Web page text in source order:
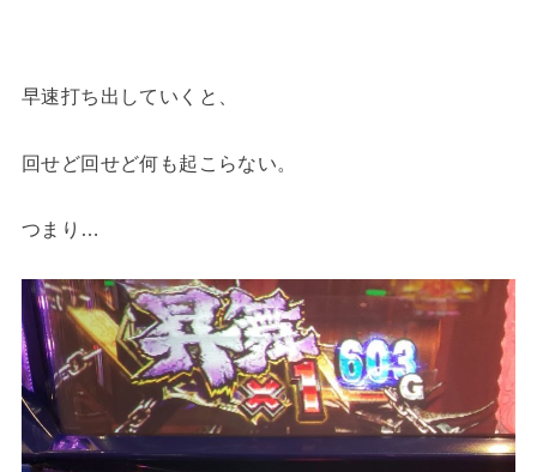
早速打ち出していくと、
回せど回せど何も起こらない。
つまり…